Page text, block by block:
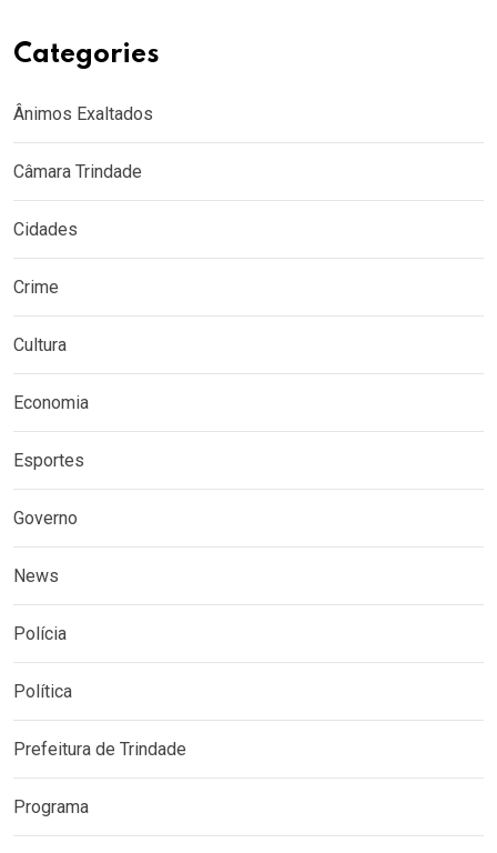
Categories
Ânimos Exaltados
Câmara Trindade
Cidades
Crime
Cultura
Economia
Esportes
Governo
News
Polícia
Política
Prefeitura de Trindade
Programa